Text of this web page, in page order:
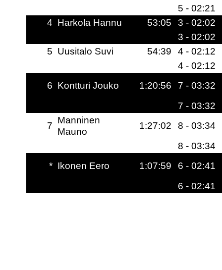
5 - 02:21
4 Harkola Hannu 53:05 3 - 02:02
3 - 02:02
5 Uusitalo Suvi 54:39 4 - 02:12
4 - 02:12
6 Kontturi Jouko 1:20:56 7 - 03:32
7 - 03:32
7 Manninen
Mauno
1:27:02 8 - 03:34
8 - 03:34
* Ikonen Eero 1:07:59 6 - 02:41
6 - 02:41